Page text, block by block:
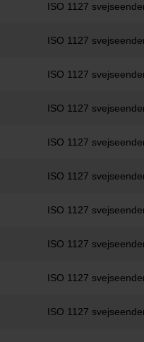
ISO 1127
ISO 1127
ISO 1127
ISO 1127
ISO 1127
ISO 1127
ISO 1127
ISO 1127
ISO 1127
ISO 1127